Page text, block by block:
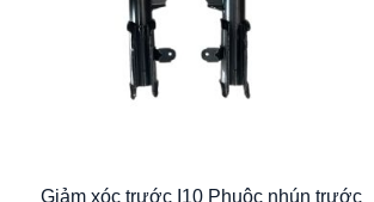
Giảm xóc trước I10 Phuộc nhún trước